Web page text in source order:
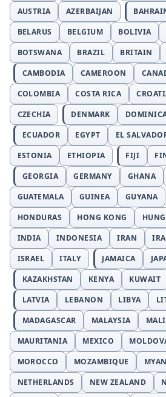
AUSTRIA
AZERBAIJAN
BELARUS
BELGIUM BOLIVIA
BOTSWANA
BRAZIL BRITAIN
CAMBODIA
CAMEROON
COLOMBIA
COSTA RICA
CZECHIA
DENMARK
ECUADOR
EGYPT EL
ESTONIA
ETHIOPIA FIJI
GEORGIA
GERMANY GHANA
GUATEMALA
GUINEA GUYANA
HONDURAS
HONG KONG
INDIA
INDONESIA IRAN
ISRAEL
ITALY JAMAICA
KAZAKHSTAN
KENYA KUWAIT
LATVIA
LEBANON LIBYA
MADAGASCAR
MALAYSIA MALI
MAURITANIA
MEXICO
MOROCCO
MOZAMBIQUE
NETHERLANDS
NEW ZEALAND